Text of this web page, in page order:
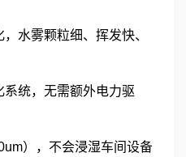
水雾颗粒细、挥发快、
统，无需额外电力驱
），不会浸湿车间设备